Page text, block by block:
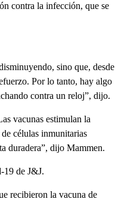
contra la infección, que se
sino que, desde
Por lo tanto, hay algo
contra un reloj”, dijo.
vacunas estimulan la
células inmunitarias
duradera”, dijo Mammen.
19 de J&J.
recibieron la vacuna de